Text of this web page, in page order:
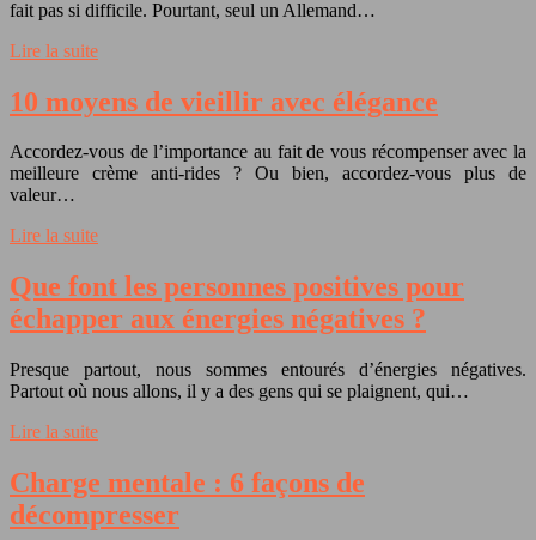
fait pas si difficile. Pourtant, seul un Allemand…
Lire la suite
10 moyens de vieillir avec élégance
Accordez-vous de l’importance au fait de vous récompenser avec la
meilleure crème anti-rides ? Ou bien, accordez-vous plus de
valeur…
Lire la suite
Que font les personnes positives pour
échapper aux énergies négatives ?
Presque partout, nous sommes entourés d’énergies négatives.
Partout où nous allons, il y a des gens qui se plaignent, qui…
Lire la suite
Charge mentale : 6 façons de
décompresser